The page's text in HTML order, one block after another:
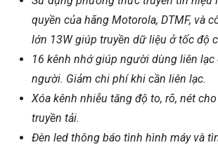
quyền của hãng Motorola, DTMF, và
lớn 13W giúp truyền dữ liệu ở tốc độ
16 kênh nhớ giúp người dùng liên
người. Giảm chi phí khi cần liên lạc.
Xóa kênh nhiễu tăng độ to, rõ, nét
truyền tải.
Đèn led thông báo tình hình máy và